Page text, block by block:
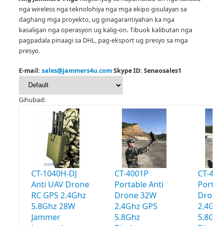
nga wireless nga teknolohiya nga mga ekipo gisulayan sa
daghang mga proyekto, ug ginagarantiyahan ka nga
kasaligan nga operasyon ug kalig-on.Tibuok kalibutan nga
pagpadala pinaagi sa DHL, pag-eksport ug presyo sa mga
presyo.
E-mail: sales@jammers4u.comSkype ID: Senaosales1
Gihubad:
CT-1040H-DJ
Anti UAV Drone
RC GPS 2.4Ghz
5.8Ghz 28W
Jammer
CT-4001P
Portable Anti
Drone 32W
2.4Ghz GPS
5.8Ghz
CT-